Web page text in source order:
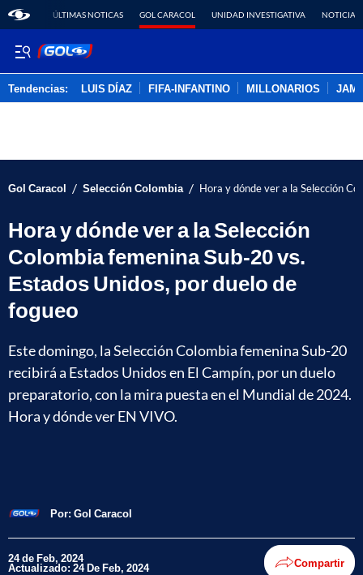
ÚLTIMAS NOTICAS GOL CARACOL UNIDAD INVESTIGATIVA NOTICIAS
Tendencias: LUIS DÍAZ FIFA-INFANTINO MILLONARIOS
Gol Caracol / Selección Colombia / Hora y dónde ver a la Selección
Hora y dónde ver a la Selección
Colombia femenina Sub-20 vs.
Estados Unidos, por duelo de
fogueo
Este domingo, la Selección Colombia femenina Sub-20
recibirá a Estados Unidos en El Campín, por un duelo
preparatorio, con la mira puesta en el Mundial de 2024.
Hora y dónde ver EN VIVO.
Por: Gol Caracol
24 de Feb, 2024
Actualizado: 24 De Feb, 2024 Compartir